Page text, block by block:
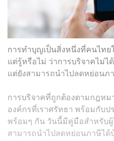
การทำบุญเป็นสิ่งหนึ่งที่คนไท
แต่รู้หรือไม่ ว่าการบริจาคไม่
แต่ยังสามารถนำไปลดหย่อนภ
การบริจาคที่ถูกต้องตามกฎห
องค์กรที่เราศรัทธา พร้อมกับป
พร้อมๆ กัน วันนี้มีคู่มือสำหรับ
สามารถนำไปลดหย่อนภาษีได้